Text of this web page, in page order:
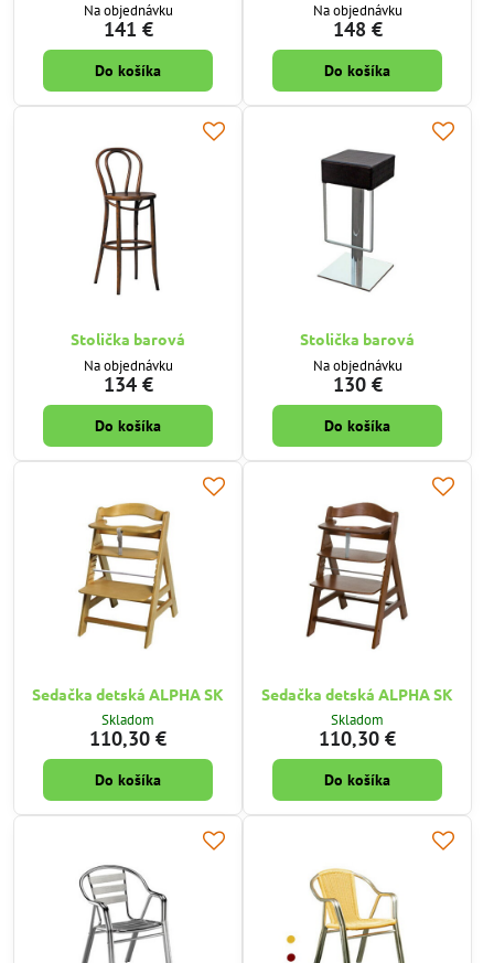
Na objednávku
141 €
Do košíka
Na objednávku
148 €
Do košíka
Stolička barová
Na objednávku
134 €
Do košíka
Stolička barová
Na objednávku
130 €
Do košíka
Sedačka detská ALPHA SK
Skladom
110,30 €
Do košíka
Sedačka detská ALPHA SK
Skladom
110,30 €
Do košíka